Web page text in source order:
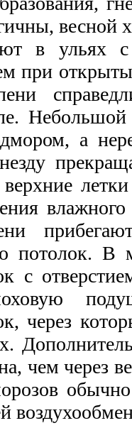
весной
в ульях
при
а
потолок. В
с
через
чем через
обычно